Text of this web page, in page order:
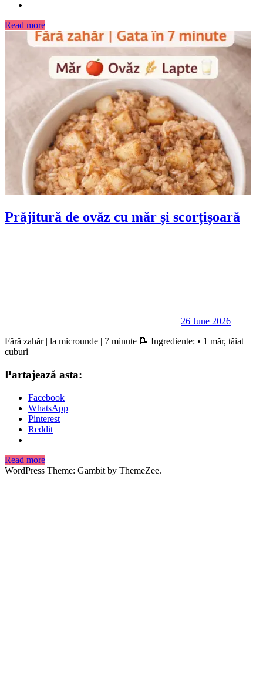
Read more
Prăjitură de ovăz cu măr și scorțișoară
26 June 2026
Fără zahăr | la microunde | 7 minute 📝 Ingrediente: • 1 măr, tăiat
cuburi
Partajează asta:
Facebook
WhatsApp
Pinterest
Reddit
Read more
WordPress Theme: Gambit by ThemeZee.